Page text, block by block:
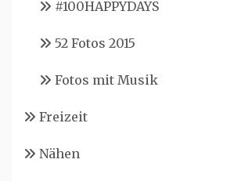
#100HAPPYDAYS
52 Fotos 2015
Fotos mit Musik
Freizeit
Nähen